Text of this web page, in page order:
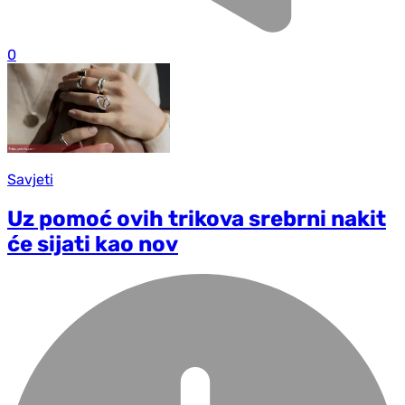
0
Savjeti
Uz pomoć ovih trikova srebrni nakit
će sijati kao nov